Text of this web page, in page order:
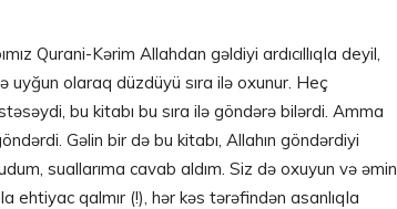
Qurani-Kərim Allahdan gəldiyi ardıcıllıqla deyil,
uyğun olaraq düzdüyü sıra ilə oxunur. Heç
bu kitabı bu sıra ilə göndərə bilərdi. Amma
Gəlin bir də bu kitabı, Allahın göndərdiyi
suallarıma cavab aldım. Siz də oxuyun və əmin
ehtiyac qalmır (!), hər kəs tərəfindən asanlıqla